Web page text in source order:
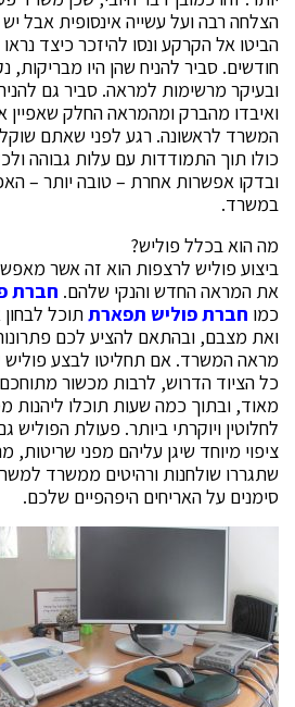
הצלחה רבה ועל עשייה אינסופית אבל
הביטו אל הקרקע ונסו להיזכר כיצד
חודשים. סביר להניח שהן היו מבריקות,
ובעיקר מרשימות למראה. סביר גם
ואיבדו מהברק ומהמראה החלק
המשרד לראשונה. רגע לפני שאתם
כולו תוך התמודדות עם עלות גבוהה
ובדקו אפשרות אחרת – טובה יותר –
במשרד.
מה הוא בכלל פוליש?
ביצוע פוליש לרצפות הוא זה אשר
את המראה החדש והנקי שלהם. חברת
כמו חברת פוליש תפארתתוכל
ואת מצבם, ובהתאם להציע לכם
מראה המשרד. אם תחליטו לבצע פוליש
כל הציוד הדרוש, לרבות מכשור מתוחכם
מאוד, ובתוך כמה שעות תוכלו
לחלוטין ויוקרתי ביותר. פעולת
ציפוי מיוחד שיגן עליהם מפני
שתגררו שולחנות ורהיטים ממשרד
סימנים על האריחים היפהפיים שלכם.